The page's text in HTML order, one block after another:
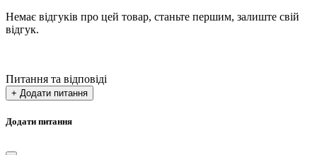
Немає відгуків про цей товар, станьте першим, залиште свій
відгук.
Питання та відповіді
+ Додати питання
Додати питання